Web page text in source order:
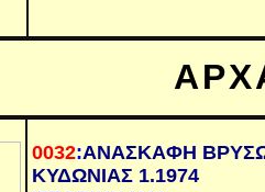
0032:ΑΝΑΣΚΑΦΗ
ΚΥΔΩΝΙΑΣ 1.1974